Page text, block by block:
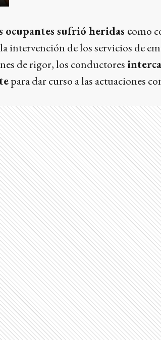
sufrió heridas como
intervención de los servicios de
de rigor, los conductores
para dar curso a las actuaciones